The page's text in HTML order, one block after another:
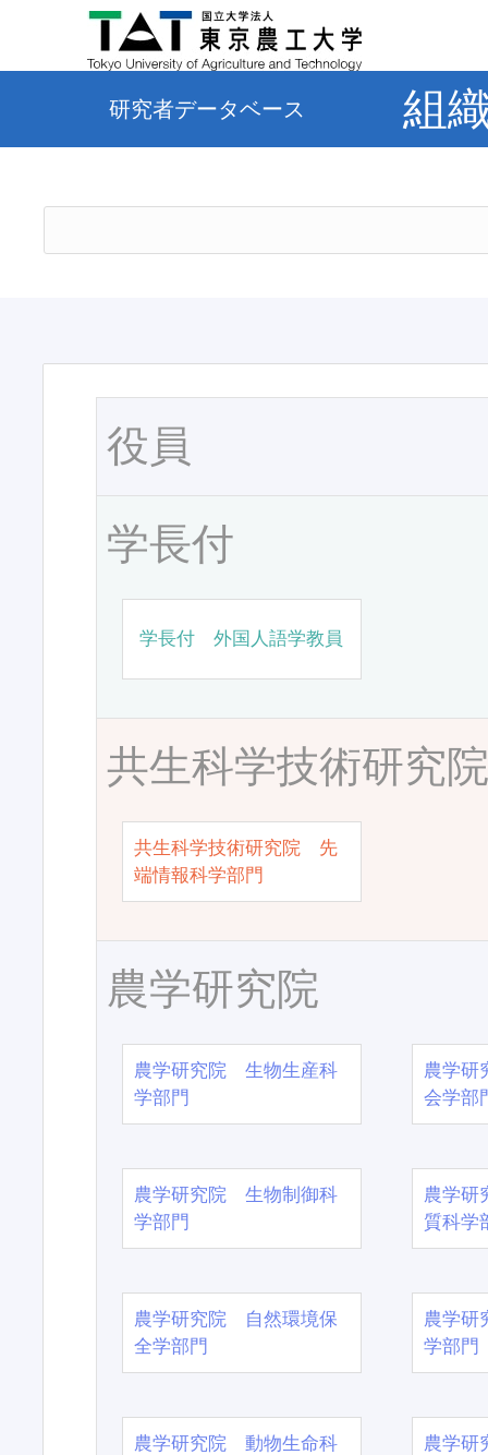
研究者データベース 組
役員
学長付
学長付 外国人語学教員
共生科学技術研究
共生科学技術研究院 先
端情報科学部門
農学研究院
農学研究院 生物生産科
学部門
農学
会学部
農学研究院 生物制御科
学部門
農学
質科学
農学研究院 自然環境保
全学部門
農学
学部門
農学研究院 動物生命科
農学